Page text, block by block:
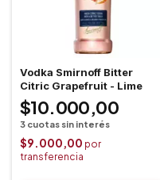
Vodka Smirnoff Bitter
Citric Grapefruit - Lime
$10.000,00
$9.000,00